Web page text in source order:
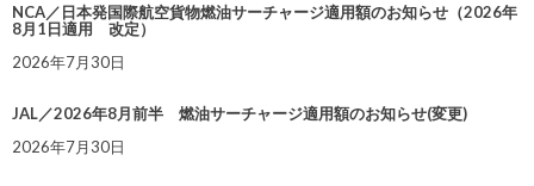
NCA／日本発国際航空貨物燃油サーチャージ適用額のお知らせ（2026年
8月1日適用 改定）
2026年7月30日
JAL／2026年8月前半 燃油サーチャージ適用額のお知らせ(変更)
2026年7月30日